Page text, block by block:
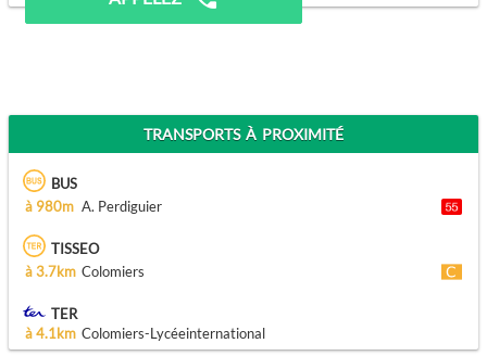
TRANSPORTS À PROXIMITÉ
BUS
à 980m A. Perdiguier
TISSEO
à 3.7km Colomiers
TER
à 4.1km Colomiers-Lycéeinternational